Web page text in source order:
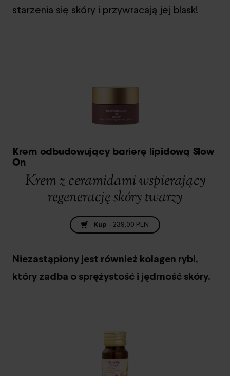
starzenia się skóry i przywracają jej blask!
Krem odbudowujący barierę lipidową Slow
On
Krem z ceramidami wspierający
regenerację skóry twarzy
Kup - 239,00 PLN
Niezastąpiony jest również kolagen rybi,
który zadba o sprężystość i jędrność skóry.